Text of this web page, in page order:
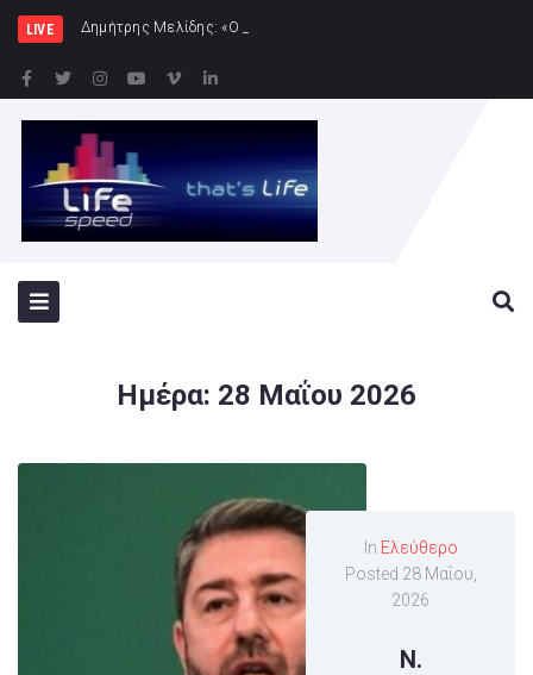
LIVE Δημήτρης Μελίδης: «Ο ΣΥΡΙΖΑ-ΠΣ είναι εδώ – πλή
Ημέρα: 28 Μαΐου 2026
In Ελεύθερο
Posted 28 Μαΐου,
2026
Ν.